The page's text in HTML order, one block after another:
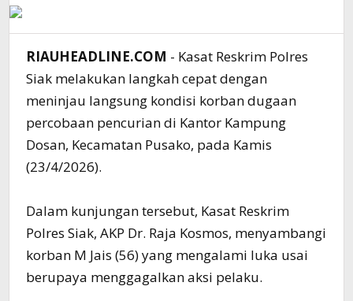
RIAUHEADLINE.COM - Kasat Reskrim Polres
Siak melakukan langkah cepat dengan
meninjau langsung kondisi korban dugaan
percobaan pencurian di Kantor Kampung
Dosan, Kecamatan Pusako, pada Kamis
(23/4/2026).
Dalam kunjungan tersebut, Kasat Reskrim
Polres Siak, AKP Dr. Raja Kosmos, menyambangi
korban M Jais (56) yang mengalami luka usai
berupaya menggagalkan aksi pelaku.